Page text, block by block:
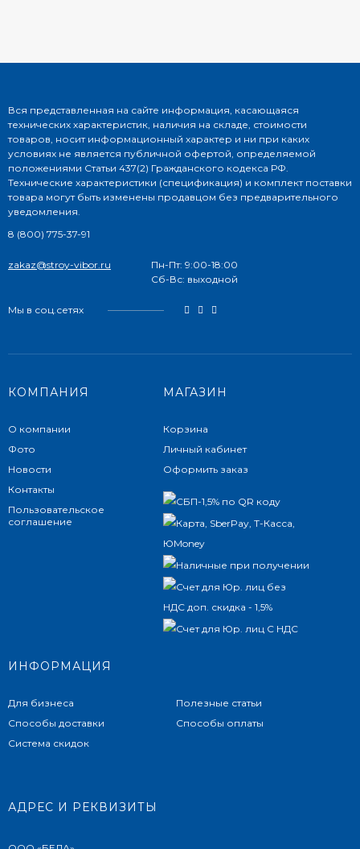
Вся представленная на сайте информация, касающаяся
технических характеристик, наличия на складе, стоимости
товаров, носит информационный характер и ни при каких
условиях не является публичной офертой, определяемой
положениями Статьи 437(2) Гражданского кодекса РФ.
Технические характеристики (спецификация) и комплект поставки
товара могут быть изменены продавцом без предварительного
уведомления.
8 (800) 775-37-91
zakaz@stroy-vibor.ru
Пн-Пт: 9:00-18:00
Сб-Вс: выходной
Мы в соц.сетях
КОМПАНИЯ
О компании
Фото
Новости
Контакты
Пользовательское
соглашение
МАГАЗИН
Корзина
Личный кабинет
Оформить заказ
ИНФОРМАЦИЯ
Для бизнеса
Способы доставки
Система скидок
Полезные статьи
Способы оплаты
АДРЕС И РЕКВИЗИТЫ